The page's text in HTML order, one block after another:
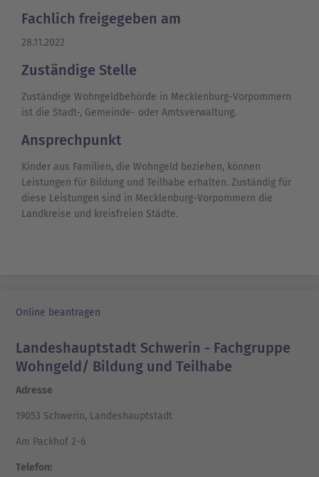
Fachlich freigegeben am
28.11.2022
Zuständige Stelle
Zuständige Wohngeldbehörde in Mecklenburg-Vorpommern
ist die Stadt-, Gemeinde- oder Amtsverwaltung.
Ansprechpunkt
Kinder aus Familien, die Wohngeld beziehen, können
Leistungen für Bildung und Teilhabe erhalten. Zuständig für
diese Leistungen sind in Mecklenburg-Vorpommern die
Landkreise und kreisfreien Städte.
Online beantragen
Landeshauptstadt Schwerin - Fachgruppe
Wohngeld/ Bildung und Teilhabe
Adresse
19053 Schwerin, Landeshauptstadt
Am Packhof 2-6
Telefon: